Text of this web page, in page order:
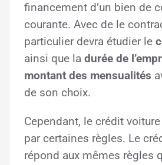
financement d’un bien de
courante. Avec de le
particulier devra étudier le
ainsi que la durée de
montant des mensualités
de son choix.
Cependant, le crédit
par certaines règles. Le
répond aux mêmes règles